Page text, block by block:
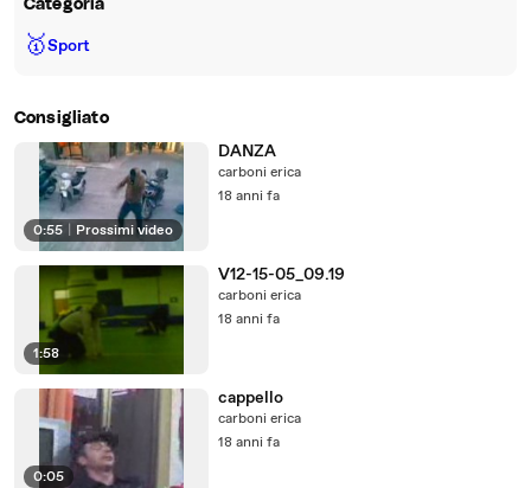
Categoria
🥇Sport
Consigliato
0:55 Prossimi video
DANZA
carboni erica
18 anni fa
1:58
V12-15-05_09.19
carboni erica
18 anni fa
0:05
cappello
carboni erica
18 anni fa